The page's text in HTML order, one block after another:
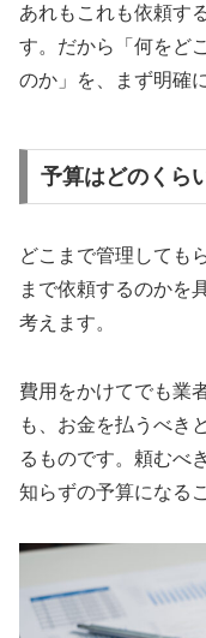
あれもこれも依頼す
す。だから「何をど
のか」を、まず明確
予算はどのくら
どこまで管理しても
まで依頼するのかを
考えます。
費用をかけてでも業
も、お金を払うべき
るものです。頼むべ
知らずの予算になる